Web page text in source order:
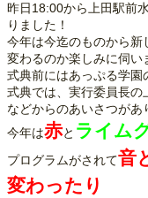
昨日18:00から上田駅前
りました！
今年は今迄のものから新
変わるのか楽しみに伺い
式典前にはあっぷる学園
式典では、実行委員長
などからのあいさつがあ
今年は赤と ライム
プログラムがされて音
変わったり